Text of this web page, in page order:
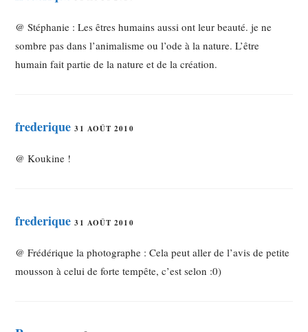
@ Stéphanie : Les êtres humains aussi ont leur beauté. je ne
sombre pas dans l’animalisme ou l’ode à la nature. L’être
humain fait partie de la nature et de la création.
frederique 31 AOÛT 2010
@ Koukine !
frederique 31 AOÛT 2010
@ Frédérique la photographe : Cela peut aller de l’avis de petite
mousson à celui de forte tempête, c’est selon :0)